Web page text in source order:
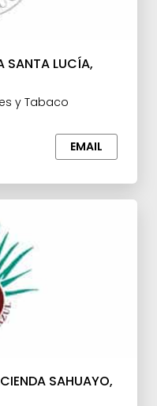
SANTA LUCÍA,
y Tabaco
EMAIL
SAHUAYO,